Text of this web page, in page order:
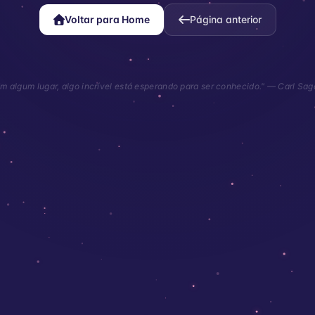
Voltar para Home Página anterior
algum lugar, algo incrível está esperando para ser conhecido." — Carl